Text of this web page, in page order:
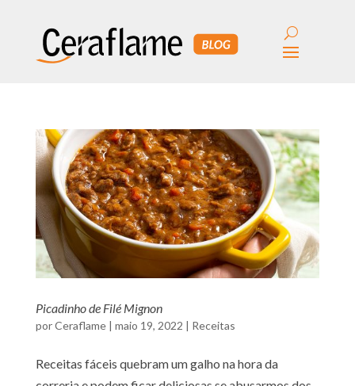
Picadinho de Filé Mignon
porCeraflame| maio 19, 2022 | Receitas
Receitas fáceis quebram um galho na hora da